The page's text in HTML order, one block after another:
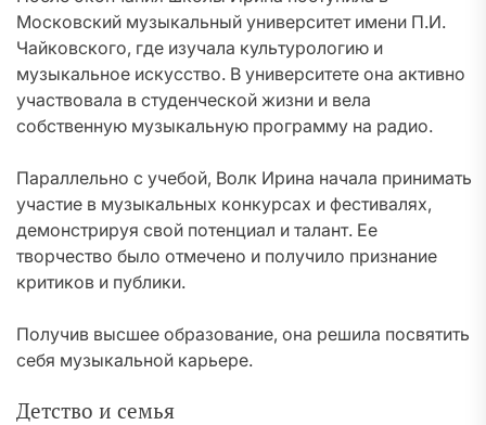
Московский музыкальный университет имени П.И.
Чайковского, где изучала культурологию и
музыкальное искусство. В университете она активно
участвовала в студенческой жизни и вела
собственную музыкальную программу на радио.
Параллельно с учебой, Волк Ирина начала принимать
участие в музыкальных конкурсах и фестивалях,
демонстрируя свой потенциал и талант. Ее
творчество было отмечено и получило признание
критиков и публики.
Получив высшее образование, она решила посвятить
себя музыкальной карьере.
Детство и семья